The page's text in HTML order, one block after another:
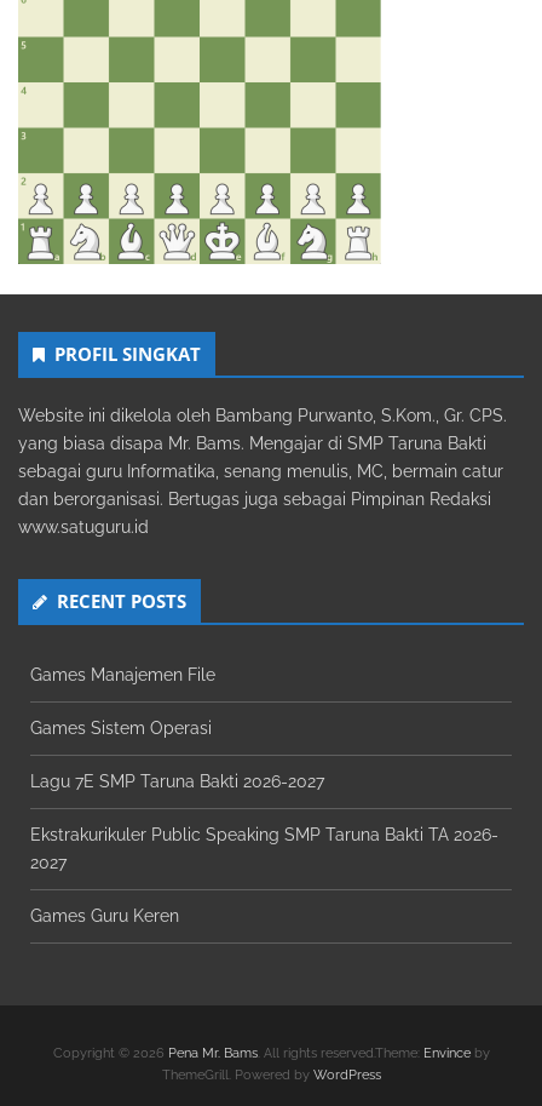
PROFIL SINGKAT
Website ini dikelola oleh Bambang Purwanto, S.Kom., Gr. CPS.
yang biasa disapa Mr. Bams. Mengajar di SMP Taruna Bakti
sebagai guru Informatika, senang menulis, MC, bermain catur
dan berorganisasi. Bertugas juga sebagai Pimpinan Redaksi
www.satuguru.id
RECENT POSTS
Games Manajemen File
Games Sistem Operasi
Lagu 7E SMP Taruna Bakti 2026-2027
Ekstrakurikuler Public Speaking SMP Taruna Bakti TA 2026-
2027
Games Guru Keren
Copyright © 2026 Pena Mr. Bams. All rights reserved.Theme: Envinceby
ThemeGrill. Powered by WordPress